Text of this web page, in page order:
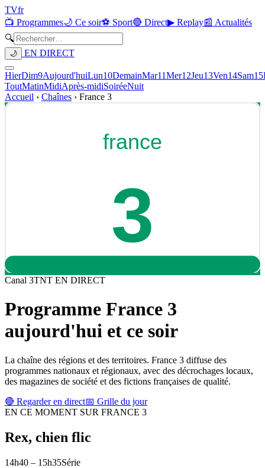
TVfr
📺 Programmes🌙 Ce soir⚽ Sport🔴 Direct▶ Replay📰 Actualités
🔍
🌙 EN DIRECT
HierDim9Aujourd'huiLun10DemainMar11Mer12Jeu13Ven14Sam15
ToutMatinMidiAprès-midiSoiréeNuit
Accueil › Chaînes › France 3
Canal 3TNT EN DIRECT
Programme France 3
aujourd'hui et ce soir
La chaîne des régions et des territoires. France 3 diffuse des
programmes nationaux et régionaux, avec des décrochages locaux,
des magazines de société et des fictions françaises de qualité.
🔴 Regarder en direct📅 Grille du jour
EN CE MOMENT SUR FRANCE 3
Rex, chien flic
14h40 – 15h35Série